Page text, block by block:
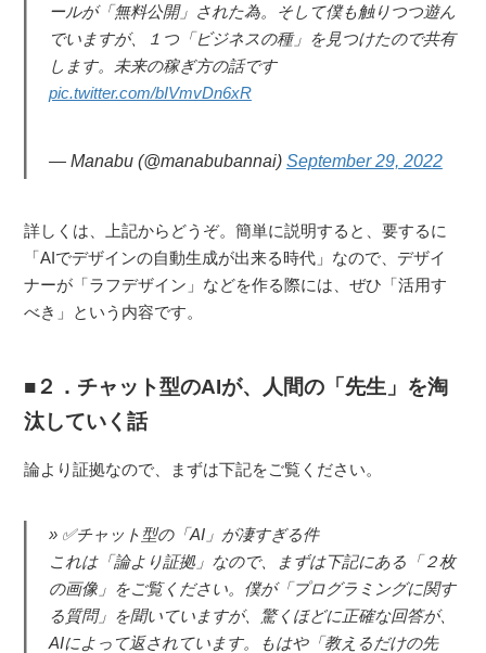
ールが「無料公開」された為。そして僕も触りつつ遊ん
でいますが、１つ「ビジネスの種」を見つけたので共有
します。未来の稼ぎ方の話です
pic.twitter.com/bIVmvDn6xR
— Manabu (@manabubannai) September 29, 2022
詳しくは、上記からどうぞ。簡単に説明すると、要するに
「AIでデザインの自動生成が出来る時代」なので、デザイ
ナーが「ラフデザイン」などを作る際には、ぜひ「活用す
べき」という内容です。
２．チャット型のAIが、人間の「先生」を淘
汰していく話
論より証拠なので、まずは下記をご覧ください。
✅チャット型の「AI」が凄すぎる件
これは「論より証拠」なので、まずは下記にある「２枚
の画像」をご覧ください。僕が「プログラミングに関す
る質問」を聞いていますが、驚くほどに正確な回答が、
AIによって返されています。もはや「教えるだけの先